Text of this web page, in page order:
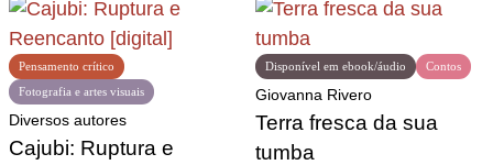
Fotografia e artes visuais
Pensamento crítico
Diversos autores
Cajubi: Ruptura e
Contos
Disponível em ebook/áudio
Giovanna Rivero
Terra fresca da sua
tumba